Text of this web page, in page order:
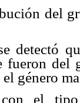
del
detectó
fueron del
género
con el